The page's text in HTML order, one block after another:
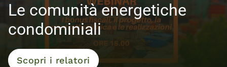
Le comunità energetiche
condominiali
Scopri i relatori